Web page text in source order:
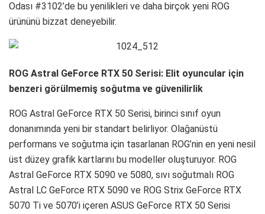
Odası #3102’de bu yenilikleri ve daha birçok yeni ROG
ürününü bizzat deneyebilir.
ROG Astral GeForce RTX 50 Serisi: Elit oyuncular için
benzeri görülmemiş soğutma ve güvenilirlik
ROG Astral GeForce RTX 50 Serisi, birinci sınıf oyun
donanımında yeni bir standart belirliyor. Olağanüstü
performans ve soğutma için tasarlanan ROG’nin en yeni nesil
üst düzey grafik kartlarını bu modeller oluşturuyor. ROG
Astral GeForce RTX 5090 ve 5080, sıvı soğutmalı ROG
Astral LC GeForce RTX 5090 ve ROG Strix GeForce RTX
5070 Ti ve 5070’i içeren ASUS GeForce RTX 50 Serisi